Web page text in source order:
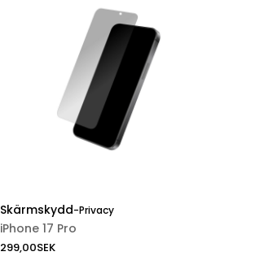
Skärmskydd-Privacy
iPhone 17 Pro
299,00SEK